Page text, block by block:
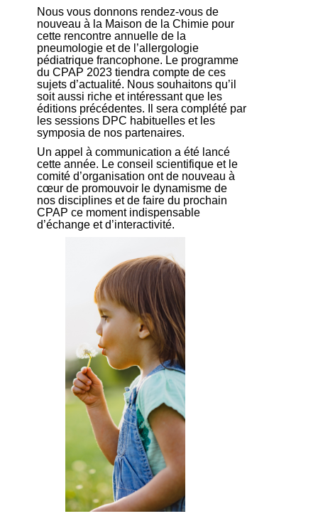
Nous vous donnons rendez-vous de
nouveau à la Maison de la Chimie pour
cette rencontre annuelle de la
pneumologie et de l’allergologie
pédiatrique francophone. Le programme
du CPAP 2023 tiendra compte de ces
sujets d’actualité. Nous souhaitons qu’il
soit aussi riche et intéressant que les
éditions précédentes. Il sera complété par
les sessions DPC habituelles et les
symposia de nos partenaires.
Un appel à communication a été lancé
cette année. Le conseil scientifique et le
comité d’organisation ont de nouveau à
cœur de promouvoir le dynamisme de
nos disciplines et de faire du prochain
CPAP ce moment indispensable
d’échange et d’interactivité.